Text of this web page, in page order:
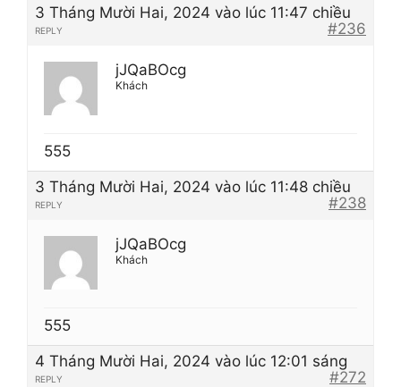
3 Tháng Mười Hai, 2024 vào lúc 11:47 chiều
#236
REPLY
jJQaBOcg
Khách
555
3 Tháng Mười Hai, 2024 vào lúc 11:48 chiều
#238
REPLY
jJQaBOcg
Khách
555
4 Tháng Mười Hai, 2024 vào lúc 12:01 sáng
#272
REPLY